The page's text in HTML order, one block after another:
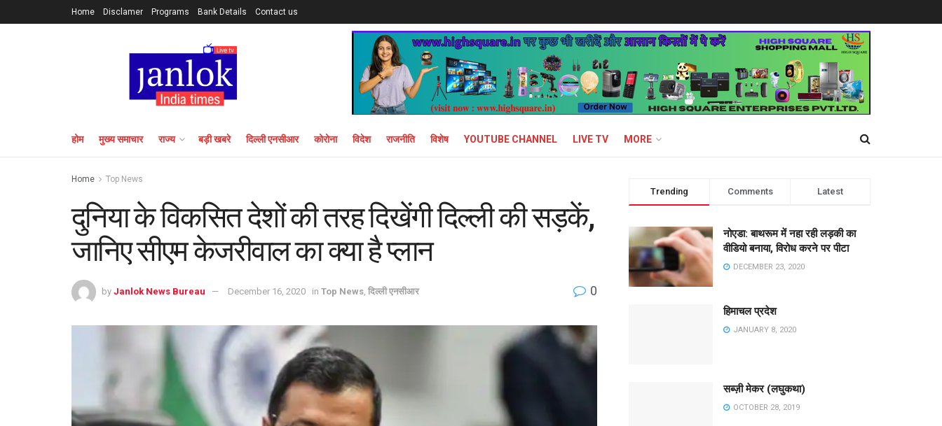
Home Disclamer Programs Bank Details Contact us
होम मुख्य समाचार राज्य बड़ी खबरे दिल्ली एनसीआर कोरोना विदेश राजनीति विशेष YOUTUBE CHANNEL LIVE TV MORE
Home Top News
दुनिया के विकसित देशों की तरह दिखेंगी दिल्ली की सड़कें,
जानिए सीएम केजरीवाल का क्या है प्लान
by Janlok News Bureau December 16, 2020 in Top News दिल्ली एनसीआर 0
Trending Comments Latest
नोएडा: बाथरूम में नहा रही लड़की का
वीडियो बनाया, विरोध करने पर पीटा
DECEMBER 23, 2020
हिमाचल प्रदेश
JANUARY 8, 2020
सब्ज़ी मेकर (लघुकथा)
OCTOBER 28, 2019